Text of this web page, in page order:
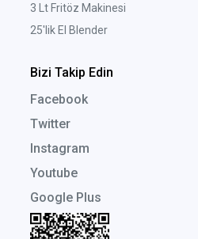
3 Lt Fritöz Makinesi
25'lik El Blender
Bizi Takip Edin
Facebook
Twitter
Instagram
Youtube
Google Plus